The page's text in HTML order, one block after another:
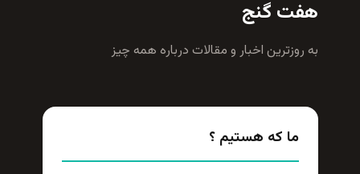
هفت گنج
به روزترين اخبار و مقالات درباره همه چيز
ما که هستیم ؟